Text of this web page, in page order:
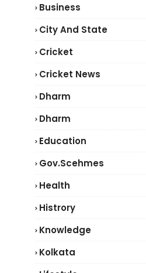
Business
City And State
Cricket
Cricket News
Dharm
Dharm
Education
Gov.scehmes
Health
Histrory
Knowledge
Kolkata